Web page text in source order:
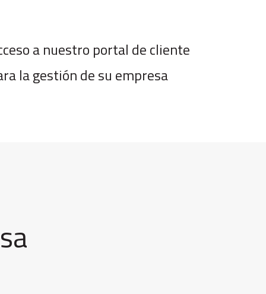
a nuestro portal de cliente
la gestión de su empresa